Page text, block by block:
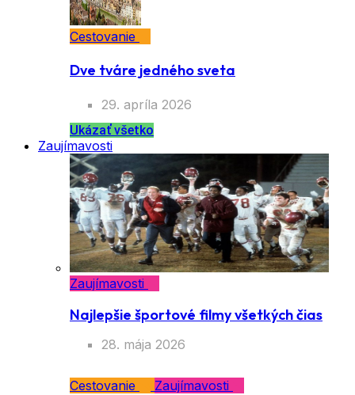
Cestovanie
Dve tváre jedného sveta
29. apríla 2026
Ukázať všetko
Zaujímavosti
Zaujímavosti
Najlepšie športové filmy všetkých čias
28. mája 2026
Cestovanie Zaujímavosti